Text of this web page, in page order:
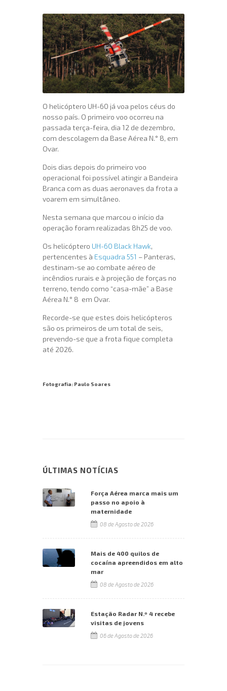
O helicóptero UH-60 já voa pelos céus do
nosso país. O primeiro voo ocorreu na
passada terça-feira, dia 12 de dezembro,
com descolagem da Base Aérea N.° 8, em
Ovar.
Dois dias depois do primeiro voo
operacional foi possível atingir a Bandeira
Branca com as duas aeronaves da frota a
voarem em simultâneo.
Nesta semana que marcou o início da
operação foram realizadas 8h25 de voo.
Os helicóptero UH-60 Black Hawk,
pertencentes à Esquadra 551 – Panteras,
destinam-se ao combate aéreo de
incêndios rurais e à projeção de forças no
terreno, tendo como “casa-mãe” a Base
Aérea N.° 8 em Ovar.
Recorde-se que estes dois helicópteros
são os primeiros de um total de seis,
prevendo-se que a frota fique completa
até 2026.
Fotografia: Paulo Soares
ÚLTIMAS NOTÍCIAS
Força Aérea marca mais um
passo no apoio à
maternidade
08 de Agosto de 2026
Mais de 400 quilos de
cocaína apreendidos em alto
mar
08 de Agosto de 2026
Estação Radar N.º 4 recebe
visitas de jovens
06 de Agosto de 2026